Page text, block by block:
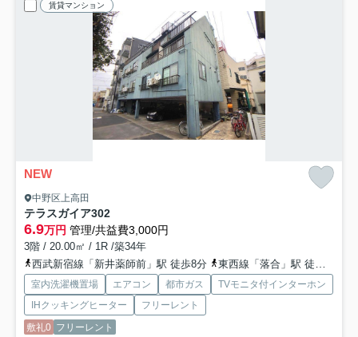
賃貸マンション
NEW
中野区上高田
テラスガイア302
6.9万円 管理/共益費3,000円
3階 / 20.00㎡ / 1R /築34年
西武新宿線「新井薬師前」駅 徒歩8分
東西線「落合」駅 徒歩10分
室内洗濯機置場 エアコン 都市ガス
TVモニタ付インターホン
IHクッキングヒーター
フリーレント
敷礼0 フリーレント